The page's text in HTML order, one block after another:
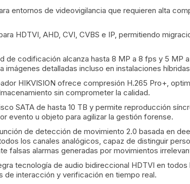
entornos de videovigilancia que requieren alta
HDTVI, AHD, CVI, CVBS e IP, permitiendo
de codificación alcanza hasta 8 MP a 8 fps y 5 MP
imágenes detalladas incluso en instalaciones
HIKVISION ofrece compresión H.265 Pro+,
sin comprometer la calidad.
SATA de hasta 10 TB y permite reproducción
evento u objeto para agilizar la gestión forense.
de detección de movimiento 2.0 basada en
los canales analógicos, capaz de distinguir
falsas alarmas generadas por movimientos
tecnología de audio bidireccional HDTVI en todos
de interacción y verificación en tiempo real.